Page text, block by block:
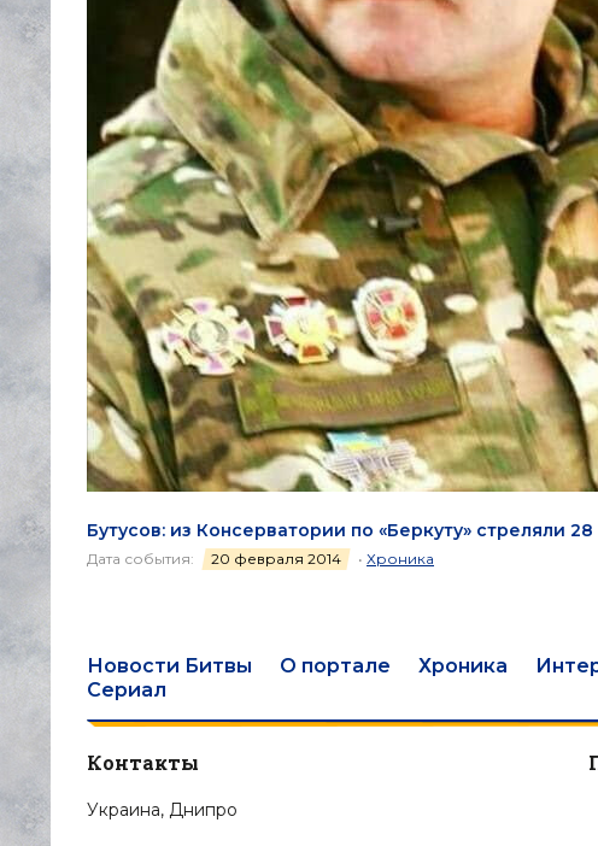
Бутусов: из Консерватории по «Беркуту» стреляли
Дата события: 20 февраля 2014 • Хроника
Новости Битвы О портале Хроника
Сериал
Контакты
Украина, Днипро